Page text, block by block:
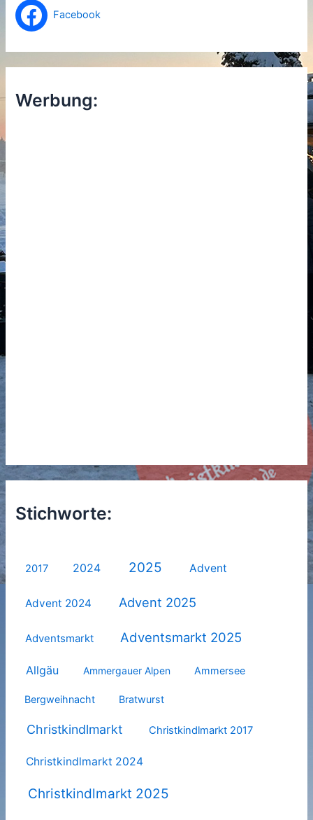
Facebook
Werbung:
Stichworte:
2017 2024 2025 Advent
Advent 2024 Advent 2025
Adventsmarkt Adventsmarkt 2025
Allgäu Ammergauer Alpen Ammersee
Bergweihnacht Bratwurst
Christkindlmarkt Christkindlmarkt 2017
Christkindlmarkt 2024
Christkindlmarkt 2025